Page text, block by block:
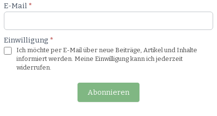
E-Mail *
Einwilligung *
Ich möchte per E-Mail über neue Beiträge, Artikel und Inhalte
informiert werden. Meine Einwilligung kann ich jederzeit
widerrufen.
Abonnieren